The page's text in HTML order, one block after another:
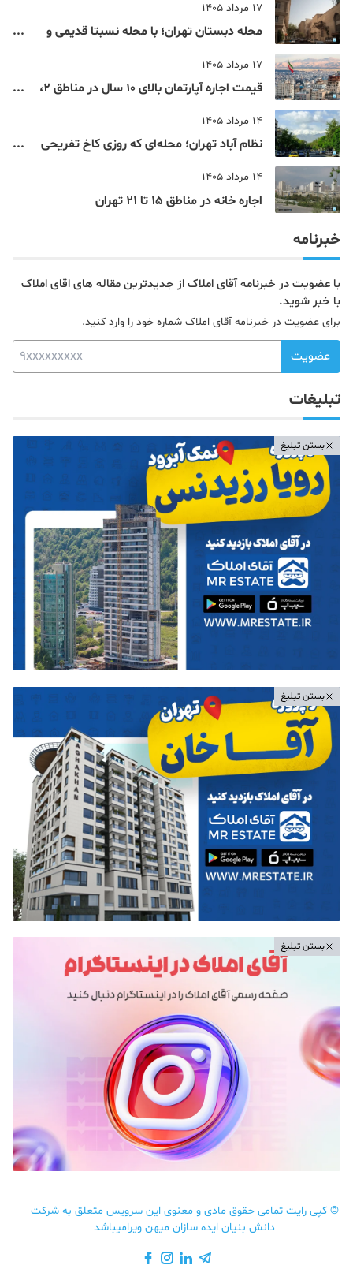
17 مرداد 1405
محله دبستان تهران؛ با محله نسبتا قدیمی و
17 مرداد 1405
قیمت اجاره آپارتمان بالای 10 سال در مناطق 2،
14 مرداد 1405
نظام‌ آباد تهران؛ محله‌ای که روزی کاخ تفریحی
14 مرداد 1405
اجاره خانه در مناطق 15 تا 21 تهران
خبرنامه
با عضویت در خبرنامه آقای املاک از جدیدترین مقاله های اقای املاک
با خبر شوید.
برای عضویت در خبرنامه آقای املاک شماره خود را وارد کنید.
عضویت
تبلیغات
بستن تبلیغ
بستن تبلیغ
بستن تبلیغ
© کپی رایت تمامی حقوق مادی و معنوی این سرویس متعلق به شرکت
دانش بنیان ایده سازان میهن ویرامیباشد